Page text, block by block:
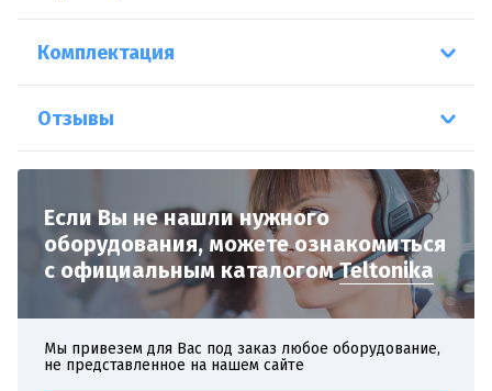
Комплектация
Отзывы
Если Вы не нашли нужного
оборудования, можете ознакомиться
с официальным каталогомTeltonika
Мы привезем для Вас под заказ любое оборудование,
не представленное на нашем сайте